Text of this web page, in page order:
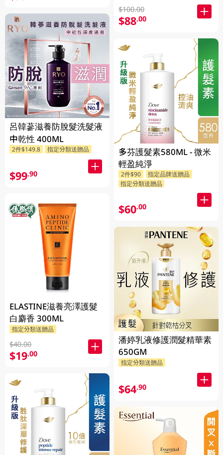
呂韓蔘滋養防脫髮洗髮液
中乾性 400ML
2件$149.8 指定分類送贈品
$99.90
ELASTINE滋養亮澤護髮
白麝香 300ML
指定分類送贈品
$40.00
$19.00
$100.00
$88.00
多芬護髮素580ML - 微米
輕盈純淨
2件$90
指定品牌送贈品
指定分類送贈品
$60.00
潘婷乳液修護潤髮精華素
650GM
指定分類送贈品
$64.90